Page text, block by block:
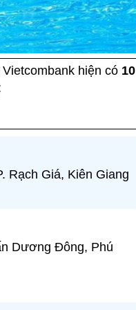
hiện có 10
Rạch Giá, Kiên Giang
Dương Đông, Phú